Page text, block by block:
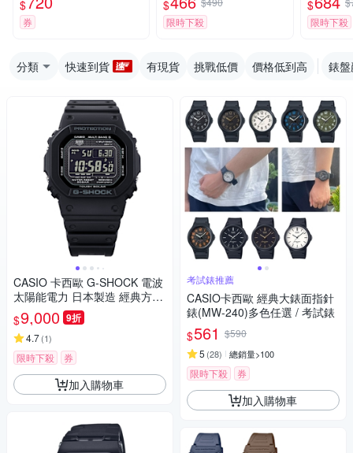
$
券
$
限時下殺
$
限時下殺
分類 快速到貨 有現貨 挑戰低價 價格低到高 錶
CASIO 卡西歐 G-SHOCK 電波
太陽能電力 日本製造 經典方型
酷黑 GW-5000HS-1_42.8mm
$9,000 9折
4.7(1)
限時下殺 券
加入購物車
考試錶推薦
CASIO卡西歐 經典大錶面指針
錶(MW-240)多色任選 / 考試錶
$561 $590
5 (28) 總銷量>100
限時下殺 券
加入購物車